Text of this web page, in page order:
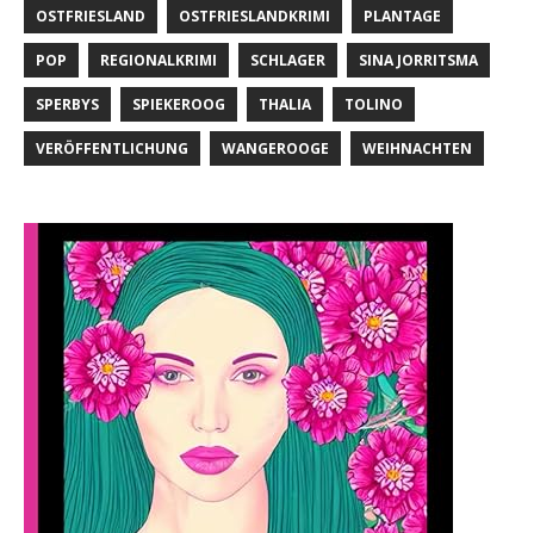
OSTFRIESLAND OSTFRIESLANDKRIMI PLANTAGE
POP REGIONALKRIMI SCHLAGER SINA JORRITSMA
SPERBYS SPIEKEROOG THALIA TOLINO
VERÖFFENTLICHUNG WANGEROOGE WEIHNACHTEN